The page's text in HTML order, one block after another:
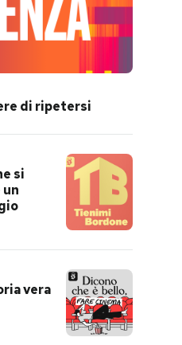
di ripetersi
si
vera